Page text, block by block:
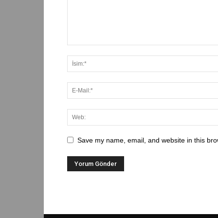
Save my name, email, and website in this